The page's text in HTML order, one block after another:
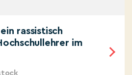
rassistisch
im